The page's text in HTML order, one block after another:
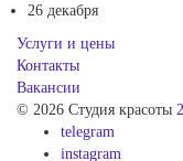
26 декабря
Услуги и цены
Контакты
Вакансии
© 2026 Студия красоты
telegram
instagram